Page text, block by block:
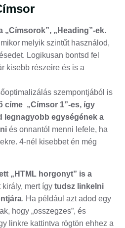
„Címsorok”, „Heading”-ek.
melyik szintűt használod,
Logikusan bontsd fel
kisebb részeire és is a
szempontjából is
címe „Címsor 1”-es, így
legnagyobb egységének a
és onnantól menni lefele, ha
4-nél kisebbet én még
„HTML horgonyt” is a
király, mert így tudsz linkelni
. Ha például azt adod egy
hogy „osszegzes”, és
linkre kattintva rögtön ehhez a